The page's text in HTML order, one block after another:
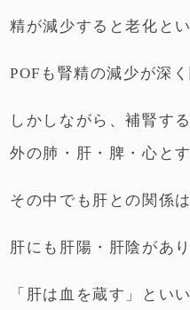
精が減少すると老化と
POFも腎精の減少が深
しかしながら、補腎す
外の肺・肝・脾・心と
その中でも肝との関係
肝にも肝陽・肝陰があ
「肝は血を蔵す」とい